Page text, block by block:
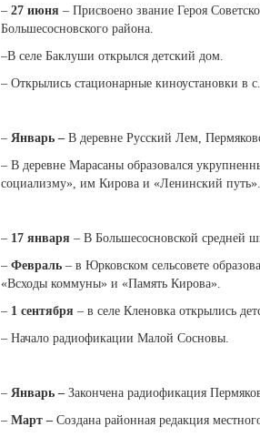
– 27 июня – Присвоено звание Героя
Большесосновского района.
–В селе Баклуши открылся детский дом.
– Открылись стационарные киноустановки в
– Январь – В деревне Русский Лем,
– В деревне Марасаны образовался
социализму», им Кирова и «Ленинский путь».
– 17 января – В Большесосновской средней
– Февраль – в Юрковском сельсовете
«Всходы коммуны» и «Память Кирова».
– 1 сентября – в селе Кленовка открылись
– Начало радиофикации Малой Сосновы.
– Январь – Закончена радиофикация
– Март – Создана районная редакция